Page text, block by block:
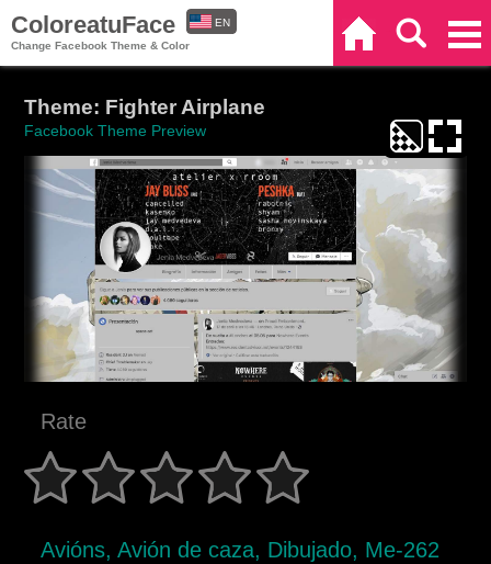
ColoreatuFace
Change Facebook Theme & Color
EN
Theme: Fighter Airplane
Facebook Theme Preview
Rate
Avións, Avión de caza, Dibujado, Me-262